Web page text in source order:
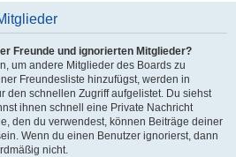
Freunde und ignorierten Mitglieder?
um andere Mitglieder des Boards zu
Freundesliste hinzufügst, werden in
den schnellen Zugriff aufgelistet. Du siehst
ihnen schnell eine Private Nachricht
den du verwendest, können Beiträge deiner
Wenn du einen Benutzer ignorierst, dann
nicht.